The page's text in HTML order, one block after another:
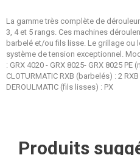
La gamme très complète de
3, 4 et 5 rangs. Ces machines
barbelé et/ou fils lisse. Le grillage ou
système de tension exceptionnel.
: GRX 4020 - GRX 8025- GRX 8025
CLOTURMATIC RXB (barbelés) : 2
DEROULMATIC (fils lisses) : PX
Produits